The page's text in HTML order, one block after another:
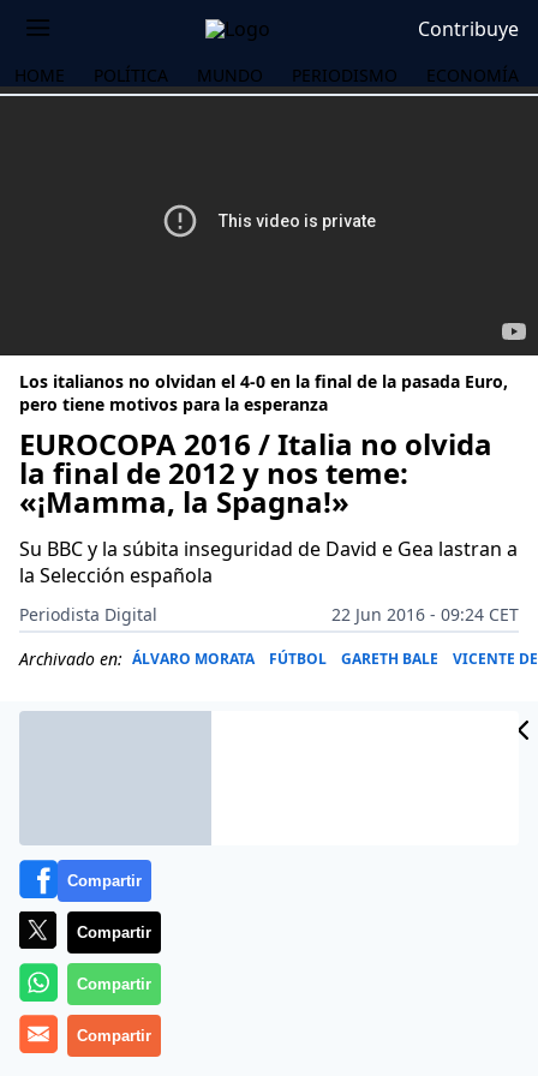
Contribuye
HOME POLÍTICA MUNDO PERIODISMO ECONOMÍA
Los italianos no olvidan el 4-0 en la final de la pasada Euro,
pero tiene motivos para la esperanza
EUROCOPA 2016 / Italia no olvida
la final de 2012 y nos teme:
«¡Mamma, la Spagna!»
Su BBC y la súbita inseguridad de David e Gea lastran a
la Selección española
Periodista Digital
22 Jun 2016 - 09:24 CET
Archivado en: ÁLVARO MORATA FÚTBOL GARETH BALE VICENTE
Más información
Compartir
Compartir
Compartir
Compartir